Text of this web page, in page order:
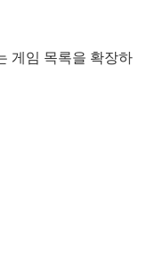
게임 목록을 확장하